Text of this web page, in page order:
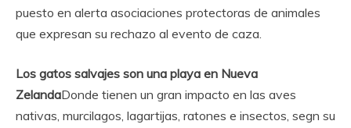
puesto en alerta asociaciones protectoras de animales
que expresan su rechazo al evento de caza.
Los gatos salvajes son una playa en Nueva
ZelandaDonde tienen un gran impacto en las aves
nativas, murcilagos, lagartijas, ratones e insectos, segn su